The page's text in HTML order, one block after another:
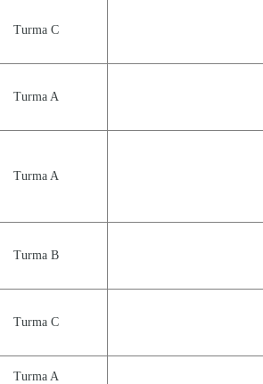
Turma C
Turma A
Turma A
Turma B
Turma C
Turma A